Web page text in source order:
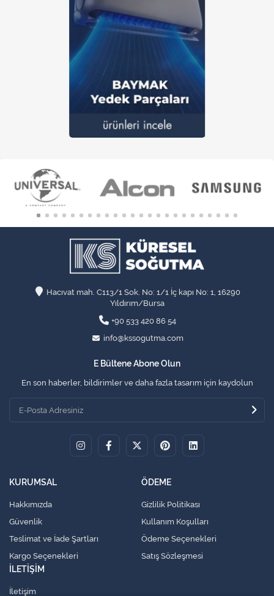
Hacıvat mah. C113/1 Sok. No: 1/1 İç kapı No: 1, 16290
Yıldırım/Bursa
+90 533 420 86 54
info@kssogutma.com
E Bültene Abone Olun
En son haberler, bildirimler ve daha fazla tasarım için kaydolun
KURUMSAL
Hakkımızda
Güvenlik
Teslimat ve İade Şartları
Kargo Seçenekleri
ÖDEME
Gizlilik Politikası
Kullanım Koşulları
Ödeme Seçenekleri
Satış Sözleşmesi
İLETİŞİM
İletişim